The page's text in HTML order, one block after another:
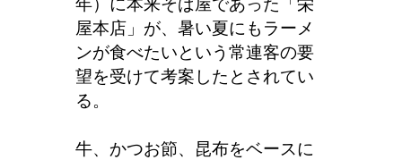
年）に本来そば屋であった「栄
屋本店」が、暑い夏にもラーメ
ンが食べたいという常連客の要
望を受けて考案したとされてい
る。
牛、かつお節、昆布をベースに